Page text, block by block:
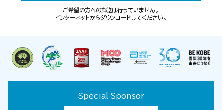
ご希望の方への郵送は行っていません。
インターネットからダウンロードしてください。
Special Sponsor